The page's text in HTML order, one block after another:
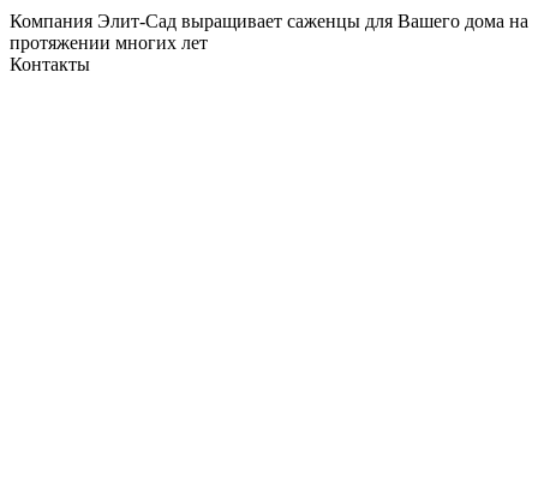
Компания Элит-Сад выращивает саженцы для Вашего дома на
протяжении многих лет
Контакты